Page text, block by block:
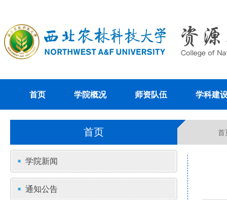
首页 学院概况 师资队伍 学科建
首页 首
学院新闻
通知公告